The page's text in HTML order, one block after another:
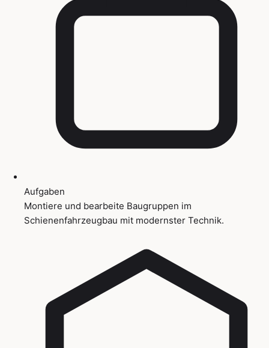
Aufgaben
Montiere und bearbeite Baugruppen im
Schienenfahrzeugbau mit modernster Technik.